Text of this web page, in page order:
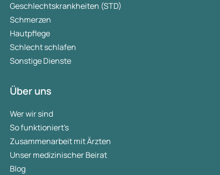
Geschlechtskrankheiten (STD)
Schmerzen
Hautpflege
Schlecht schlafen
Sonstige Dienste
Über uns
Wer wir sind
So funktioniert's
Zusammenarbeit mit Ärzten
Unser medizinischer Beirat
Blog